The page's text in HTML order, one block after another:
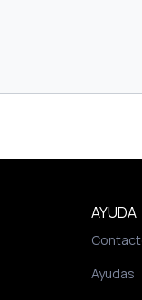
AYUDA
Ayudas